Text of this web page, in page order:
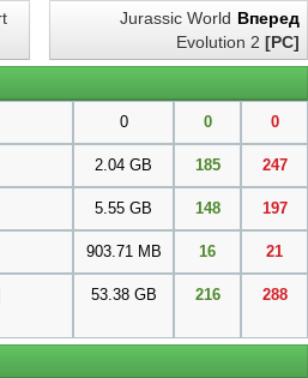
Вперед
Jurassic World
Evolution 2 [PC]
0 0 0
2.04 GB 185 247
5.55 GB 148 197
903.71 MB 16 21
53.38 GB 216 288